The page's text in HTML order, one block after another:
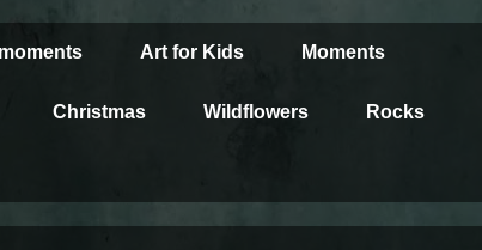
Art for Kids Moments
Christmas Wildflowers Rocks